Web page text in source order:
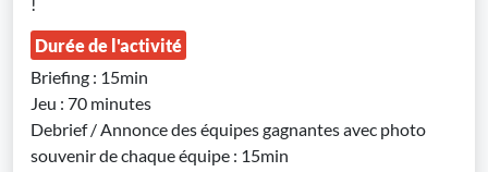
Durée de l'activité
Briefing : 15min
Jeu : 70 minutes
Debrief / Annonce des équipes gagnantes avec photo
souvenir de chaque équipe : 15min